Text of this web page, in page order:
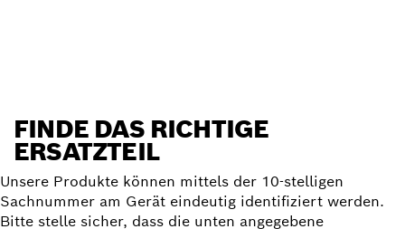
FINDE DAS RICHTIGE
ERSATZTEIL
Unsere Produkte können mittels der 10-stelligen
Sachnummer am Gerät eindeutig identifiziert werden.
Bitte stelle sicher, dass die unten angegebene